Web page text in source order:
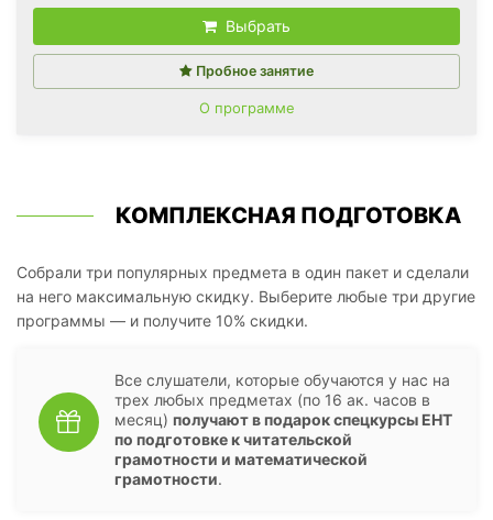
Выбрать
Пробное занятие
О программе
КОМПЛЕКСНАЯ ПОДГОТОВКА
Собрали три популярных предмета в один пакет и сделали
на него максимальную скидку. Выберите любые три другие
программы — и получите 10% скидки.
Все слушатели, которые обучаются у нас на
трех любых предметах (по 16 ак. часов в
месяц) получают в подарок спецкурсы ЕНТ
по подготовке к читательской
грамотности и математической
грамотности.